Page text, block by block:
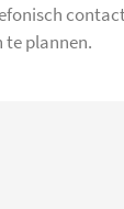
te plannen.